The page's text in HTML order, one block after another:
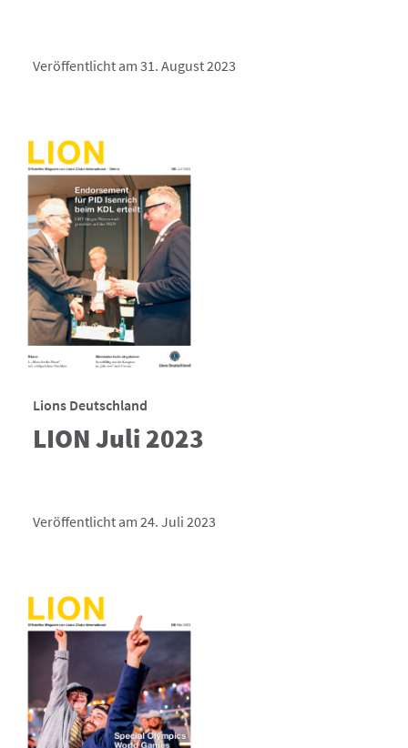
Veröffentlicht am 31. August 2023
Lions Deutschland
LION Juli 2023
Veröffentlicht am 24. Juli 2023